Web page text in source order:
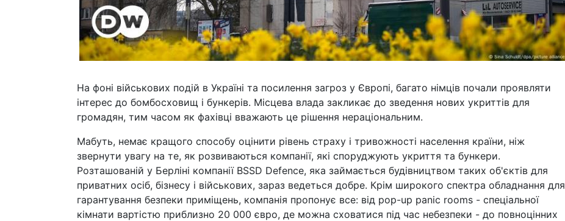
На фоні військових подій в Україні та посилення загроз у Європі, багато німців почали проявляти
інтерес до бомбосховищ і бункерів. Місцева влада закликає до зведення нових укриттів для
громадян, тим часом як фахівці вважають це рішення нераціональним.
Мабуть, немає кращого способу оцінити рівень страху і тривожності населення країни, ніж
звернути увагу на те, як розвиваються компанії, які споруджують укриття та бункери.
Розташованій у Берліні компанії BSSD Defence, яка займається будівництвом таких об'єктів для
приватних осіб, бізнесу і військових, зараз ведеться добре. Крім широкого спектра обладнання для
гарантування безпеки приміщень, компанія пропонує все: від pop-up panic rooms - спеціальної
кімнати вартістю приблизно 20 000 євро, де можна сховатися під час небезпеки - до повноцінних